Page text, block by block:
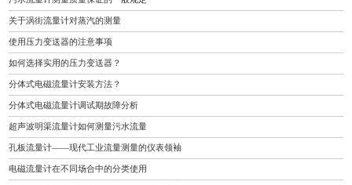
关于涡街流量计对蒸汽的测量
使用压力变送器的注意事项
如何选择实用的压力变送器？
分体式电磁流量计安装方法？
分体式电磁流量计调试期故障分析
超声波明渠流量计如何测量污水流量
孔板流量计——现代工业流量测量的仪表领袖
电磁流量计在不同场合中的分类使用